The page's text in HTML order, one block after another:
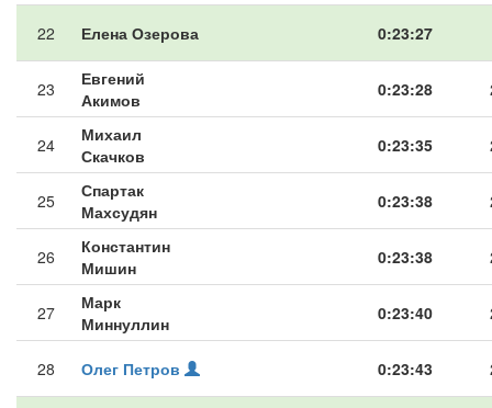
22 Елена Озерова 0:23:27
23
Евгений
Акимов
0:23:28
24
Михаил
Скачков
0:23:35
25
Спартак
Махсудян
0:23:38
26
Константин
Мишин
0:23:38
27
Марк
Миннуллин
0:23:40
28 Олег Петров 0:23:43